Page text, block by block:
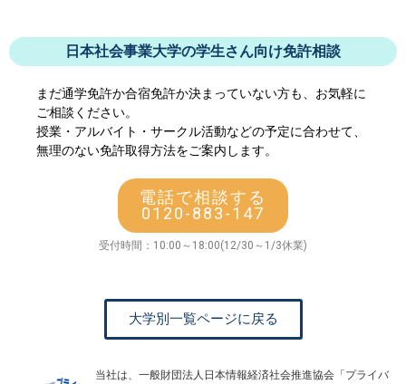
日本社会事業大学の学生さん向け免許相談
まだ通学免許か合宿免許か決まっていない方も、お気軽に
ご相談ください。
授業・アルバイト・サークル活動などの予定に合わせて、
無理のない免許取得方法をご案内します。
電話で相談する
0120-883-147
受付時間：10:00～18:00(12/30～1/3休業)
大学別一覧ページに戻る
当社は、一般財団法人日本情報経済社会推進協会「プライバ